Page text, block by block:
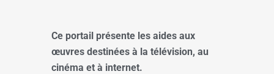
Ce portail présente les aides aux
œuvres destinées à la télévision, au
cinéma et à internet.